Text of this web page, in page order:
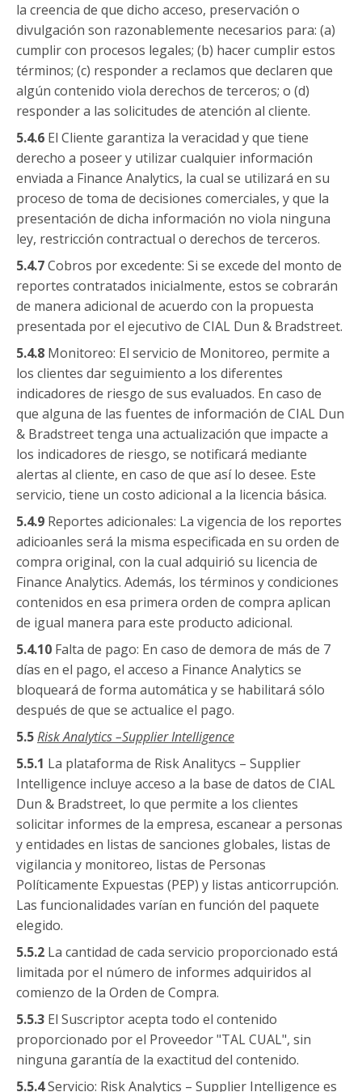
la creencia de que dicho acceso, preservación o
divulgación son razonablemente necesarios para: (a)
cumplir con procesos legales; (b) hacer cumplir estos
términos; (c) responder a reclamos que declaren que
algún contenido viola derechos de terceros; o (d)
responder a las solicitudes de atención al cliente.
5.4.6 El Cliente garantiza la veracidad y que tiene
derecho a poseer y utilizar cualquier información
enviada a Finance Analytics, la cual se utilizará en su
proceso de toma de decisiones comerciales, y que la
presentación de dicha información no viola ninguna
ley, restricción contractual o derechos de terceros.
5.4.7Cobros por excedente: Si se excede del monto de
reportes contratados inicialmente, estos se cobrarán
de manera adicional de acuerdo con la propuesta
presentada por el ejecutivo de CIAL Dun & Bradstreet.
5.4.8 Monitoreo: El servicio de Monitoreo, permite a
los clientes dar seguimiento a los diferentes
indicadores de riesgo de sus evaluados. En caso de
que alguna de las fuentes de información de CIAL Dun
& Bradstreet tenga una actualización que impacte a
los indicadores de riesgo, se notificará mediante
alertas al cliente, en caso de que así lo desee. Este
servicio, tiene un costo adicional a la licencia básica.
5.4.9 Reportes adicionales: La vigencia de los reportes
adicioanles será la misma especificada en su orden de
compra original, con la cual adquirió su licencia de
Finance Analytics. Además, los términos y condiciones
contenidos en esa primera orden de compra aplican
de igual manera para este producto adicional.
5.4.10 Falta de pago: En caso de demora de más de 7
días en el pago, el acceso a Finance Analytics se
bloqueará de forma automática y se habilitará sólo
después de que se actualice el pago.
5.5RiskAnalytics–SupplierIntelligence
5.5.1 La plataforma de Risk Analitycs – Supplier
Intelligence incluye acceso a la base de datos de CIAL
Dun & Bradstreet, lo que permite a los clientes
solicitar informes de la empresa, escanear a personas
y entidades en listas de sanciones globales, listas de
vigilancia y monitoreo, listas de Personas
Políticamente Expuestas (PEP) y listas anticorrupción.
Las funcionalidades varían en función del paquete
elegido.
5.5.2 La cantidad de cada servicio proporcionado está
limitada por el número de informes adquiridos al
comienzo de la Orden de Compra.
5.5.3 El Suscriptor acepta todo el contenido
proporcionado por el Proveedor "TAL CUAL", sin
ninguna garantía de la exactitud del contenido.
5.5.4Servicio: Risk Analytics – Supplier Intelligence es